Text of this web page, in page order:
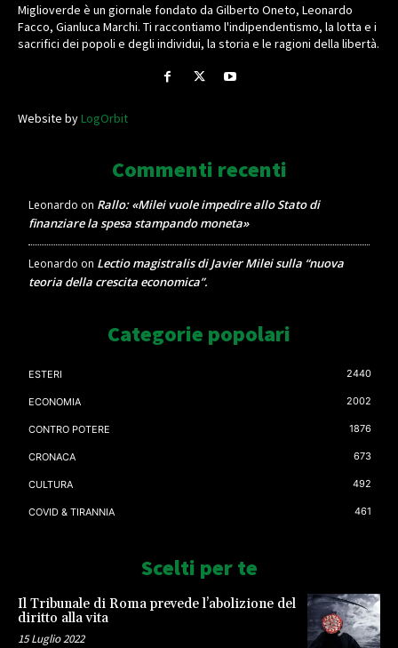
Miglioverde è un giornale fondato da Gilberto Oneto, Leonardo
Facco, Gianluca Marchi. Ti raccontiamo l'indipendentismo, la lotta e i
sacrifici dei popoli e degli individui, la storia e le ragioni della libertà.
Website byLogOrbit
Commenti recenti
Leonardo on Rallo: «Milei vuole impedire allo Stato di
finanziare la spesa stampando moneta»
Leonardo on Lectio magistralis di Javier Milei sulla “nuova
teoria della crescita economica”.
Categorie popolari
ESTERI 2440
ECONOMIA 2002
CONTRO POTERE 1876
CRONACA 673
CULTURA 492
COVID & TIRANNIA 461
Scelti per te
Il Tribunale di Roma prevede l’abolizione del
diritto alla vita
15 Luglio 2022